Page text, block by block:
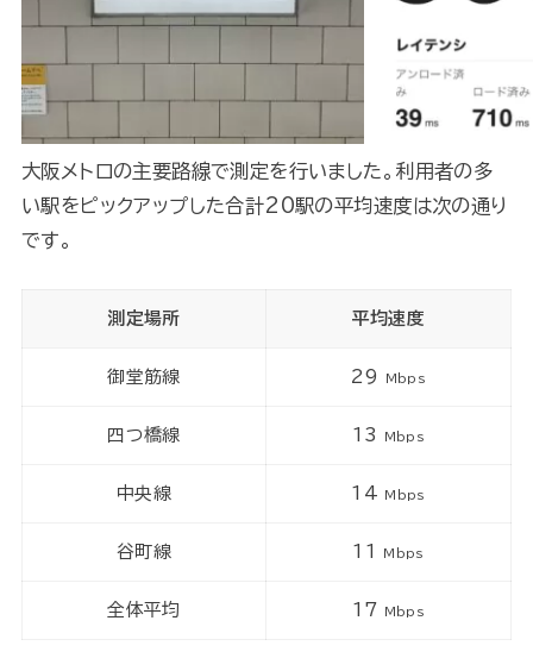
大阪メトロの主要路線で測定を行いました。利用者の多
い駅をピックアップした合計20駅の平均速度は次の通り
です。
測定場所 平均速度
御堂筋線 29 Mbps
四つ橋線 13 Mbps
中央線 14 Mbps
谷町線 11 Mbps
全体平均 17 Mbps